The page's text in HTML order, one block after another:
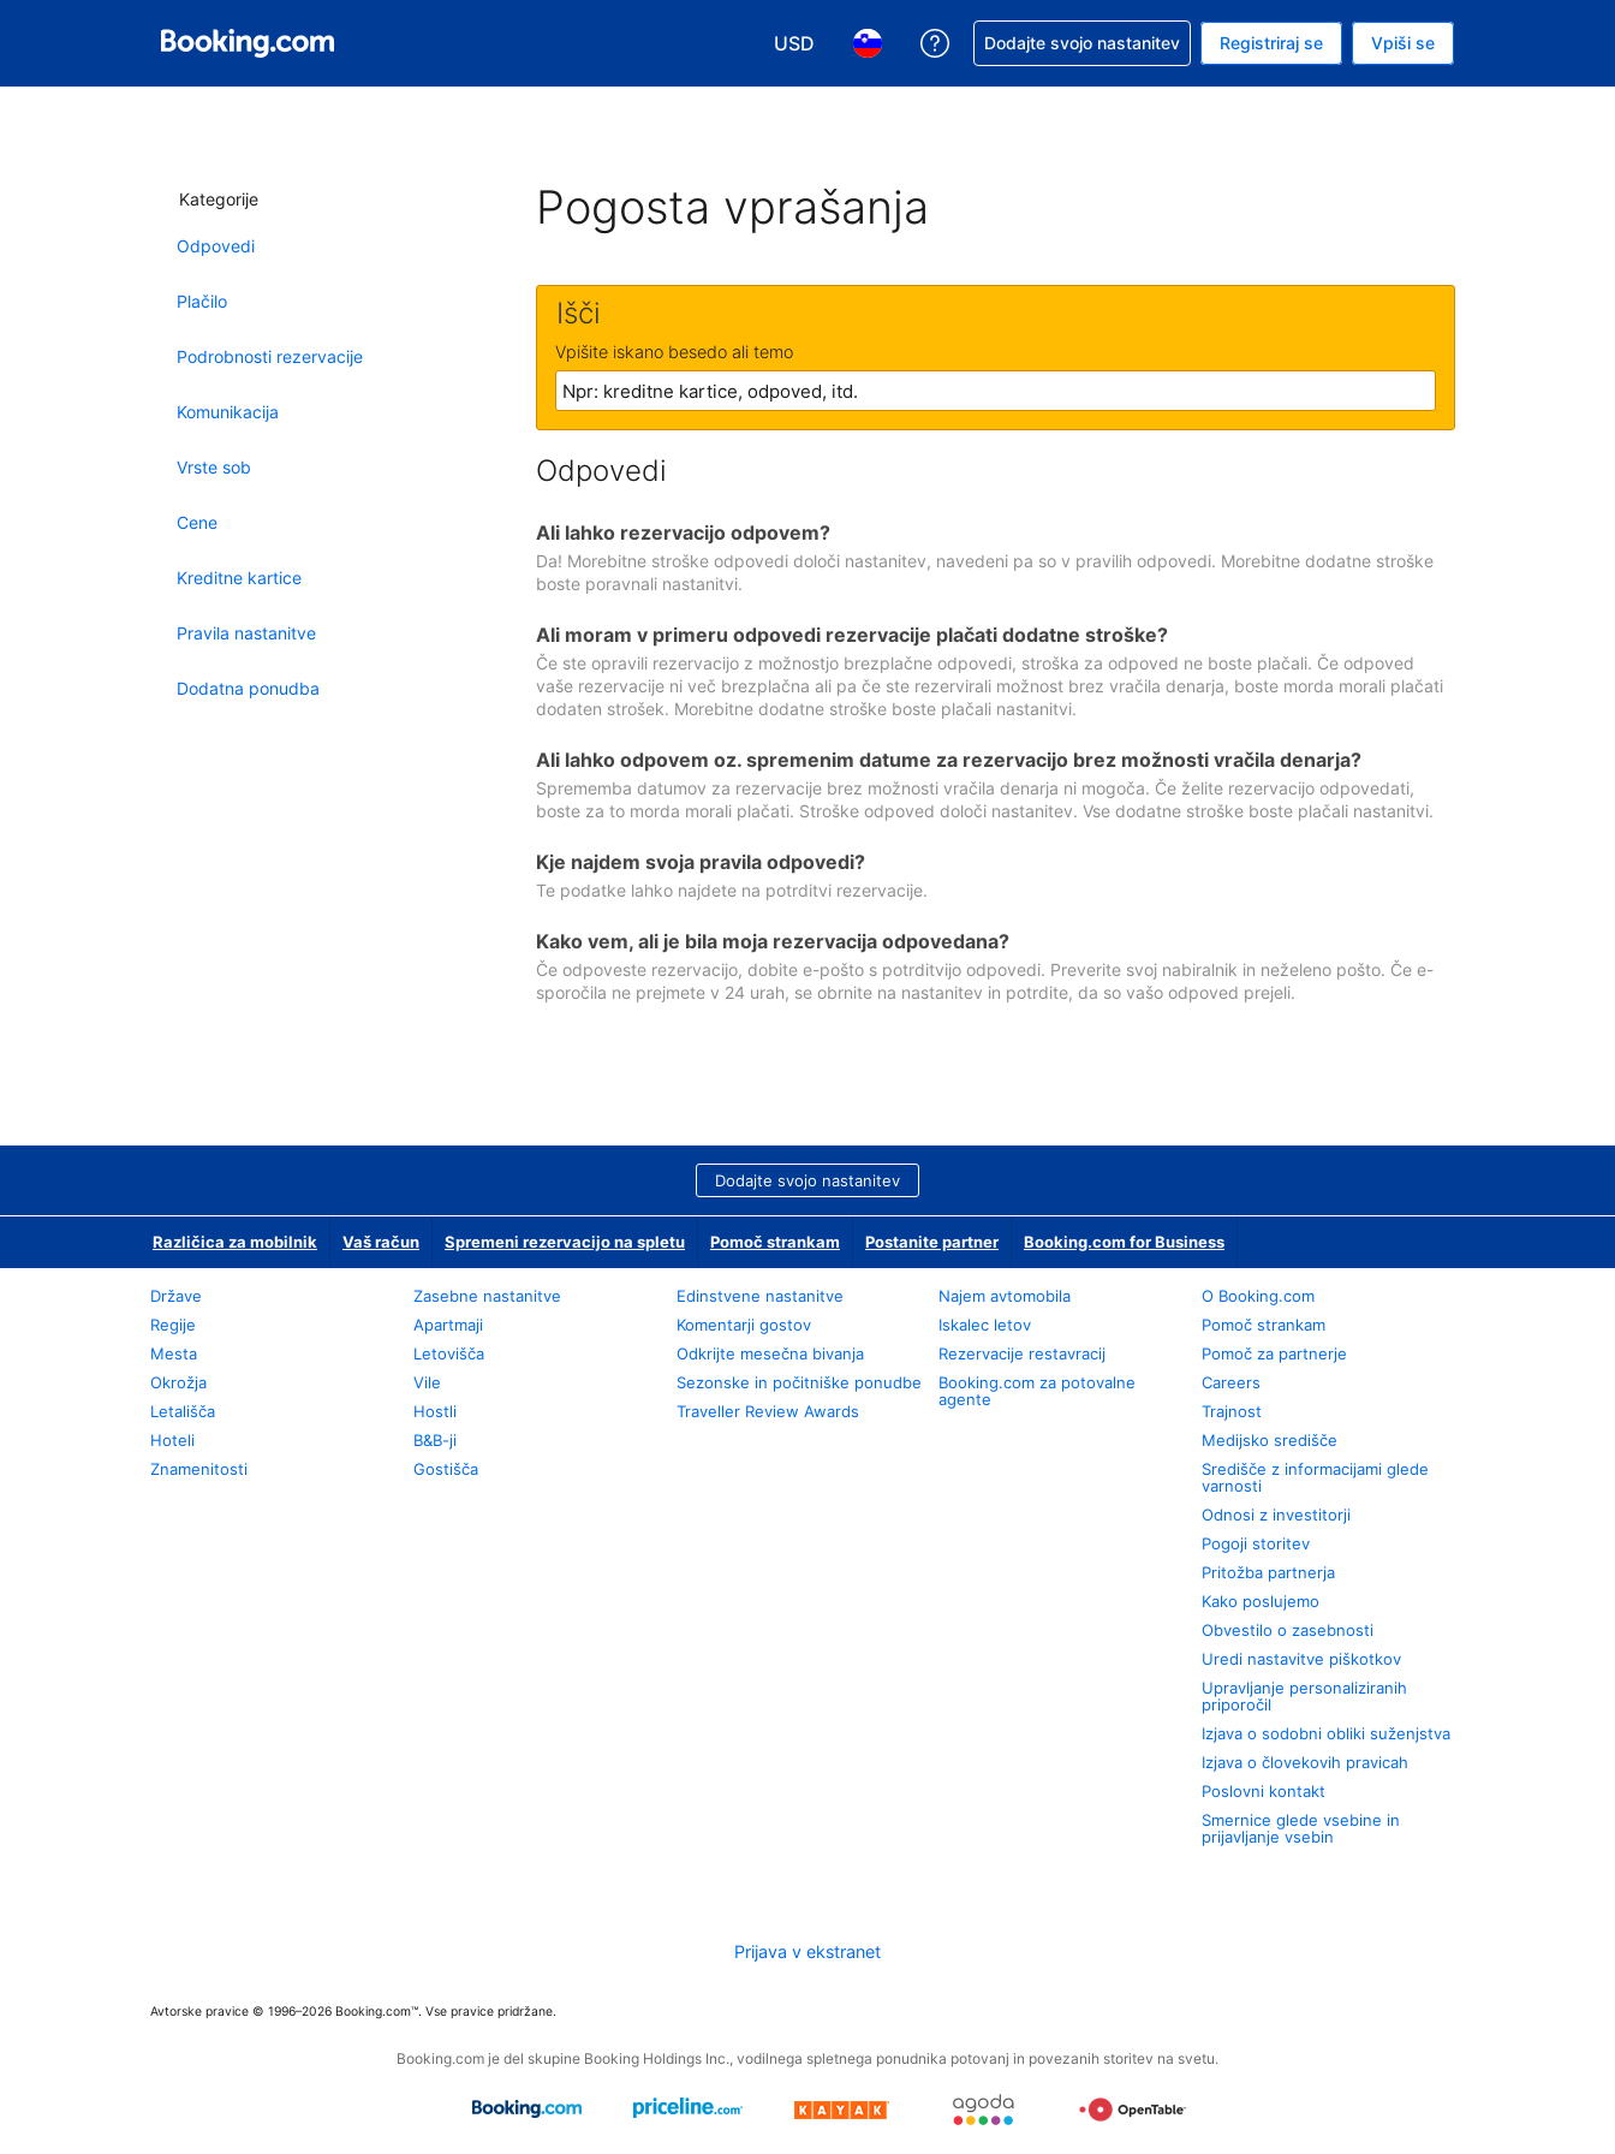
USD
Izbira valute. Vaša trenutna valuta je ameriški dolar
Izbira jezika. Vaš trenutni jezik je Slovenščini
Zaprosite za pomoč pri rezervaciji
Dodajte svojo nastanitev Registriraj se Vpiši se
Kategorije
Odpovedi
Plačilo
Podrobnosti rezervacije
Komunikacija
Vrste sob
Cene
Kreditne kartice
Pravila nastanitve
Dodatna ponudba
Pogosta vprašanja
Išči
Vpišite iskano besedo ali temo
Odpovedi
Ali lahko rezervacijo odpovem?
Da! Morebitne stroške odpovedi določi nastanitev, navedeni pa so v pravilih odpovedi. Morebitne dodatne stroške
boste poravnali nastanitvi.
Ali moram v primeru odpovedi rezervacije plačati dodatne stroške?
Če ste opravili rezervacijo z možnostjo brezplačne odpovedi, stroška za odpoved ne boste plačali. Če odpoved
vaše rezervacije ni več brezplačna ali pa če ste rezervirali možnost brez vračila denarja, boste morda morali plačati
dodaten strošek. Morebitne dodatne stroške boste plačali nastanitvi.
Ali lahko odpovem oz. spremenim datume za rezervacijo brez možnosti vračila denarja?
Sprememba datumov za rezervacije brez možnosti vračila denarja ni mogoča. Če želite rezervacijo odpovedati,
boste za to morda morali plačati. Stroške odpoved določi nastanitev. Vse dodatne stroške boste plačali nastanitvi.
Kje najdem svoja pravila odpovedi?
Te podatke lahko najdete na potrditvi rezervacije.
Kako vem, ali je bila moja rezervacija odpovedana?
Če odpoveste rezervacijo, dobite e-pošto s potrditvijo odpovedi. Preverite svoj nabiralnik in neželeno pošto. Če e-
sporočila ne prejmete v 24 urah, se obrnite na nastanitev in potrdite, da so vašo odpoved prejeli.
Dodajte svojo nastanitev
Različica za mobilnik Vaš račun Spremeni rezervacijo na spletu Pomoč strankam Postanite partner Booking.com for Business
Države
Regije
Mesta
Okrožja
Letališča
Hoteli
Znamenitosti
Zasebne nastanitve
Apartmaji
Letovišča
Vile
Hostli
B&B-ji
Gostišča
Edinstvene nastanitve
Komentarji gostov
Odkrijte mesečna bivanja
Sezonske in počitniške ponudbe
Traveller Review Awards
Najem avtomobila
Iskalec letov
Rezervacije restavracij
Booking.com za potovalne
agente
O Booking.com
Pomoč strankam
Pomoč za partnerje
Careers
Trajnost
Medijsko središče
Središče z informacijami glede
varnosti
Odnosi z investitorji
Pogoji storitev
Pritožba partnerja
Kako poslujemo
Obvestilo o zasebnosti
Uredi nastavitve piškotkov
Upravljanje personaliziranih
priporočil
Izjava o sodobni obliki suženjstva
Izjava o človekovih pravicah
Poslovni kontakt
Smernice glede vsebine in
prijavljanje vsebin
Prijava v ekstranet
Avtorske pravice © 1996–2026 Booking.com™. Vse pravice pridržane.
Booking.com je del skupine Booking Holdings Inc., vodilnega spletnega ponudnika potovanj in povezanih storitev na svetu.